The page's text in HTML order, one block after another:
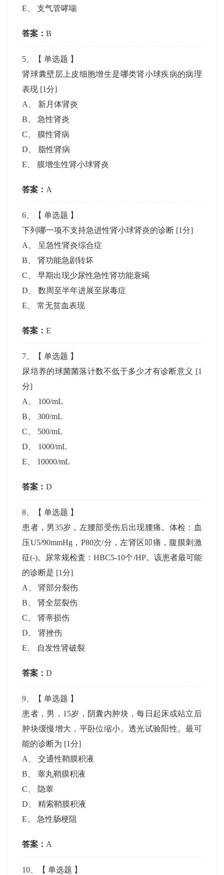
E 、支气管哮喘
答案：B
5 、【单选题 】
肾球囊壁层上皮细胞增生是哪类肾小球疾病的病理
表现 [1分]
A
新月体肾炎
B
急性肾炎
C
膜性肾病
D
脂性肾病
E
膜增生性肾小球肾炎
答案： A
6 、【单选题 】
下列哪一项不支持急进性肾小球肾炎的诊断 [1分]
A
呈急性肾炎综合症
B 、肾功能急剧转坏
C 、早期出现少尿性急性肾功能衰竭
D 、数周至半年进展至尿毒症
E 、常无贫血表现
答案：E
7 、【单选题 】
尿培养的球菌菌落计数不低于多少才有诊断意义 [1
分]
A
100/mL
B 、300/mL
C
500/mL
D
1000/mL
E
10000/mL
答案：D
8 、【单选题 】
患者，男35岁，左腰部受伤后出现腰痛。体检：血
压U5/90mmHg，P80次/分，左肾区叩痛，腹膜刺激
征(-)。尿常规检査：HBC5-10个/HP。该患者最可能
的诊断是 [1分]
A
、肾部分裂伤
B 、肾全层裂伤
C 、肾蒂损伤
D 、肾挫伤
E
自发性肾破裂
答案：D
9 、【单选题 】
患者，男，15岁，阴囊内肿块，每日起床或站立后
肿块缓慢增大，平卧位缩小。透光试验阳性。最可
能的诊断为 [1分]
A
、交通性鞘膜积液
B 、睾丸鞘膜积液
C
隐睾
D 、精索鞘膜积液
E
急性肠梗阻
答案： A
10 、【单选题 】